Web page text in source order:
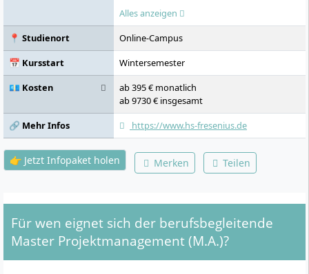
Unternehmensethik, Corporate Governance
und Datenschutz im Projekt, Agile
Projektmanagement-Methoden, Mega-
Trends und ihre Auswirkungen auf das
Projektmanagement, Softwarewerkzeuge
für das Projektmanagement,
Finanzmanagement und Controlling im
Projekt, Projekt-Programm- und
Portfoliomanagement, Projektsimulation,
Führung im Projekt, Teamentwicklung im
Projekt, Bootcamp CAPM-
Prüfungsvorbereitung, Masterarbeit
Alles anzeigen
📍 Studienort
Online-Campus
📅 Kursstart
Wintersemester
💶 Kosten
ab 395 € monatlich
ab 9730 € insgesamt
🔗 Mehr Infos
https://www.hs-fresenius.de
👉 Jetzt Infopaket holen Merken Teilen
Für wen eignet sich der berufsbegleitende
Master Projektmanagement (M.A.)?